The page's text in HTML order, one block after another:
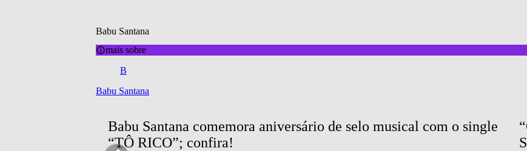
Babu Santana
mais sobre
B
Babu Santana
Babu Santana comemora aniversário de selo musical com o single
“TÔ RICO”; confira!